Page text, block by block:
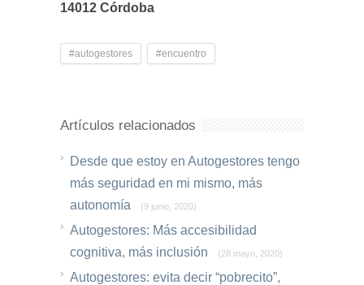
14012 Córdoba
#autogestores #encuentro
Artículos relacionados
Desde que estoy en Autogestores tengo
más seguridad en mi mismo, más
autonomía
(9 junio, 2020)
Autogestores: Más accesibilidad
cognitiva, más inclusión
(28 mayo, 2020)
Autogestores: evita decir “pobrecito”,